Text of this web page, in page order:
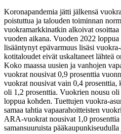
Koronapandemia jätti jälkensä
poistuttua ja talouden toiminnan
vuokramarkkinatkin alkoivat
vuoden aikana. Vuoden 2022
lisääntynyt epävarmuus lisäsi
kotitaloudet eivät uskaltaneet lähteä
Koko maassa uusien ja vanhojen
vuokrat nousivat 0,9 prosenttia
vuokrat nousivat vain 0,4 prosenttia,
oli 1,2 prosenttia. Vuokrien nousu oli
loppua kohden. Tuettujen vuokra-
samaa tahtia vapaarahoitteisten
ARA-vuokrat nousivat 1,0
samansuuruista